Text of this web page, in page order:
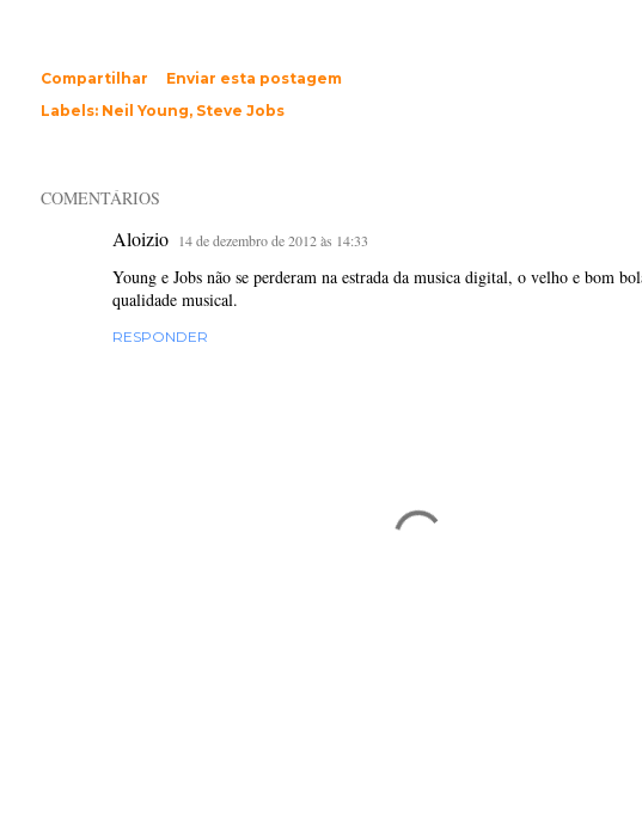
Compartilhar
Enviar esta postagem
Labels: Neil Young Steve Jobs
COMENTÁRIOS
Aloizio 14 de dezembro de 2012 às 14:33
Young e Jobs não se perderam na estrada da musica digital, o velho e bom
qualidade musical.
RESPONDER